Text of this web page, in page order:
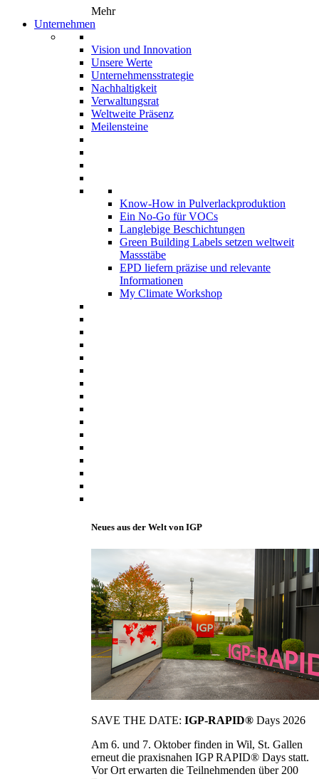
Mehr
Unternehmen
Vision und Innovation
Unsere Werte
Unternehmensstrategie
Nachhaltigkeit
Verwaltungsrat
Weltweite Präsenz
Meilensteine
Know-How in Pulverlackproduktion
Ein No-Go für VOCs
Langlebige Beschichtungen
Green Building Labels setzen weltweit
Massstäbe
EPD liefern präzise und relevante
Informationen
My Climate Workshop
Neues aus der Welt von IGP
SAVE THE DATE: IGP-RAPID® Days 2026
Am 6. und 7. Oktober finden in Wil, St. Gallen
erneut die praxisnahen IGP RAPID® Days statt.
Vor Ort erwarten die Teilnehmenden über 200